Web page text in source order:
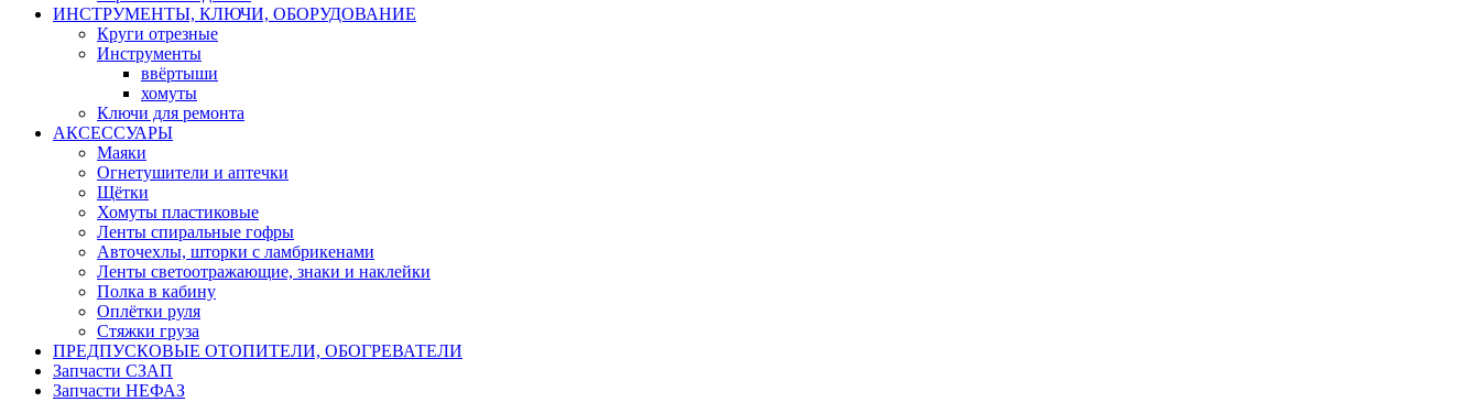
ИНСТРУМЕНТЫ, КЛЮЧИ, ОБОРУДОВАНИЕ
Круги отрезные
Инструменты
ввёртыши
хомуты
Ключи для ремонта
АКСЕССУАРЫ
Маяки
Огнетушители и аптечки
Щётки
Хомуты пластиковые
Ленты спиральные гофры
Авточехлы, шторки с ламбрикенами
Ленты светоотражающие, знаки и наклейки
Полка в кабину
Оплётки руля
Cтяжки груза
ПРЕДПУСКОВЫЕ ОТОПИТЕЛИ, ОБОГРЕВАТЕЛИ
Запчасти СЗАП
Запчасти НЕФАЗ